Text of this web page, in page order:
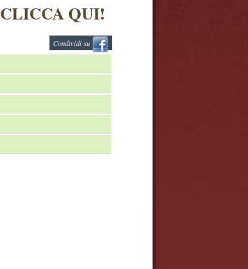
CLICCA QUI!
Condividi su